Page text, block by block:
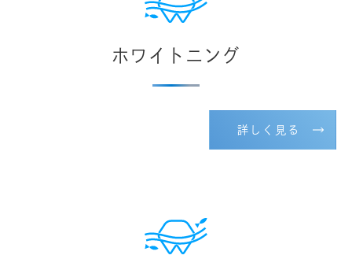
ホワイトニング
詳しく見る